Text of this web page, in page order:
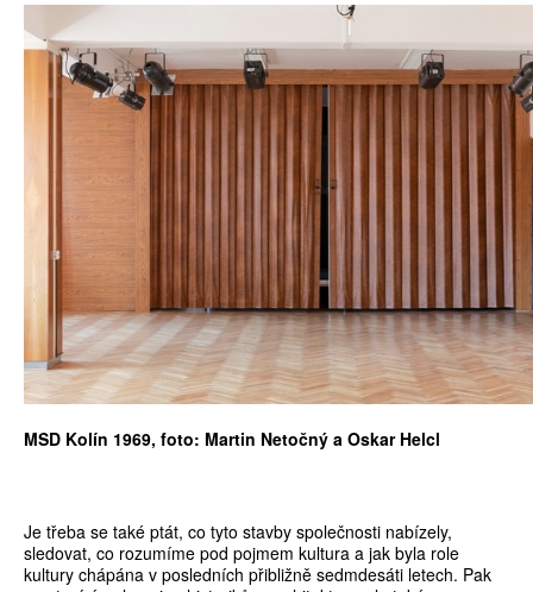
MSD Kolín 1969, foto: Martin Netočný a Oskar Helcl
Je třeba se také ptát, co tyto stavby společnosti nabízely,
sledovat, co rozumíme pod pojmem kultura a jak byla role
kultury chápána v posledních přibližně sedmdesáti letech. Pak